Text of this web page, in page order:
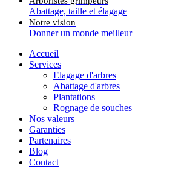
Abattage, taille et élagage
Notre vision
Donner un monde meilleur
Accueil
Services
Elagage d'arbres
Abattage d'arbres
Plantations
Rognage de souches
Nos valeurs
Garanties
Partenaires
Blog
Contact